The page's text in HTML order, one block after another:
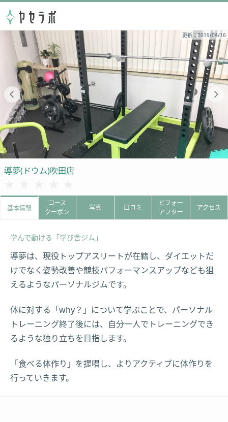
更新：2019/04/16
導夢(ドウム)吹田店
基本情報
コース
クーポン
写真 口コミ
ビフォー
アフター
アクセス
学んで動ける「学び舎ジム」
導夢は、現役トップアスリートが在籍し、ダイエットだ
けでなく姿勢改善や競技パフォーマンスアップなども狙
えるようなパーソナルジムです。
体に対する「why？」について学ぶことで、パーソナル
トレーニング終了後には、自分一人でトレーニングでき
るような独り立ちを目指します。
「食べる体作り」を提唱し、よりアクティブに体作りを
行っていきます。